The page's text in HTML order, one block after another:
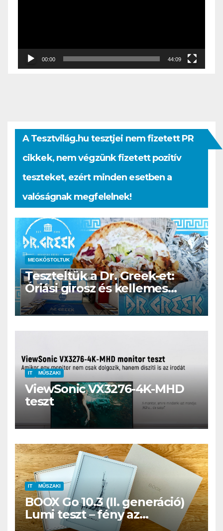
00:00 44:09
A Tesztvilág.hu tesztjei nem fizetett PR
cikkek, nem végzünk fizetett pozitív
teszteket, ezért minden esetben a
valóságnak megfelelnek!
MEGKÓSTOLTUK
Teszteltük a Dr. Greek-et:
Óriási girosz és kellemes
kerthelyiség Csepel szívében
IT MŰSZAKI
ViewSonic VX3276-4K-MHD
teszt
IT MŰSZAKI
BOOX Go 10.3 (II. generáció)
Lumi teszt – fény az
éjszakában, fél könyvtár a